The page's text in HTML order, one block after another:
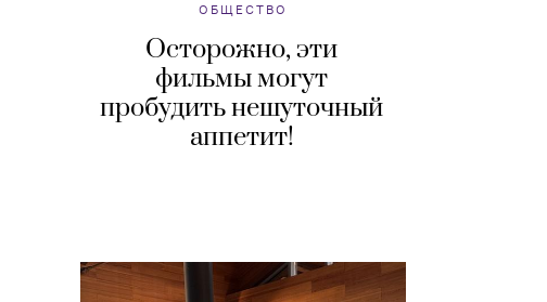
ОБЩЕСТВО
Осторожно, эти
фильмы могут
пробудить нешуточный
аппетит!